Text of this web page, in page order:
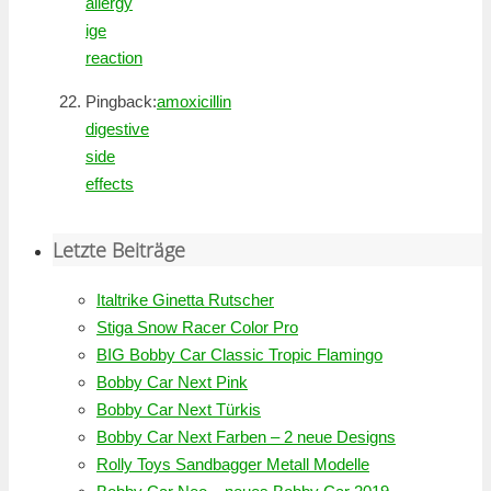
ige
reaction
Pingback:amoxicillin
digestive
side
effects
Letzte Beiträge
Italtrike Ginetta Rutscher
Stiga Snow Racer Color Pro
BIG Bobby Car Classic Tropic Flamingo
Bobby Car Next Pink
Bobby Car Next Türkis
Bobby Car Next Farben – 2 neue Designs
Rolly Toys Sandbagger Metall Modelle